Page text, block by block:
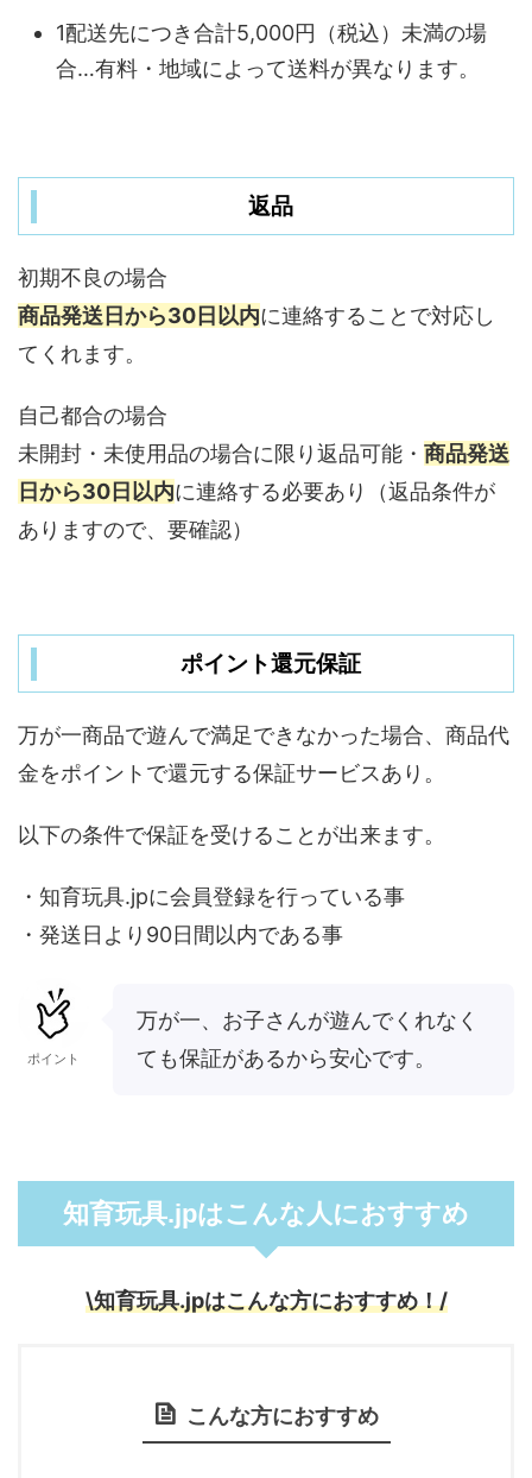
1配送先につき合計5,000円（税込）未満の場
合…有料・地域によって送料が異なります。
返品
初期不良の場合
商品発送日から30日以内に連絡することで対応し
てくれます。
自己都合の場合
未開封・未使用品の場合に限り返品可能・ 商品発送
日から30日以内に連絡する必要あり（返品条件が
ありますので、要確認）
ポイント還元保証
万が一商品で遊んで満足できなかった場合、商品代
金をポイントで還元する保証サービスあり。
以下の条件で保証を受けることが出来ます。
・知育玩具.jpに会員登録を行っている事
・発送日より90日間以内である事
ポイント
万が一、お子さんが遊んでくれなく
ても保証があるから安心です。
知育玩具.jpはこんな人におすすめ
\知育玩具.jpはこんな方におすすめ！/
こんな方におすすめ